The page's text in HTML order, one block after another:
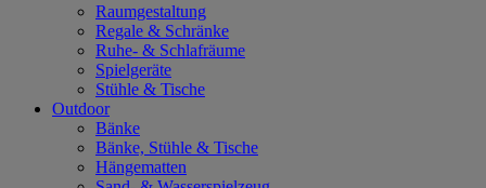
Raumgestaltung
Regale & Schränke
Ruhe- & Schlafräume
Spielgeräte
Stühle & Tische
Outdoor
Bänke
Bänke, Stühle & Tische
Hängematten